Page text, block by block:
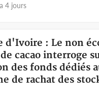
4 jours
d'Ivoire : Le non
cacao interroge
des fonds dédiés
de rachat des